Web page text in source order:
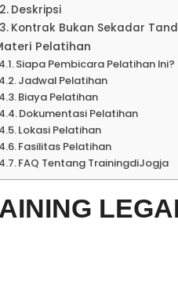
Deskripsi
Kontrak Bukan Sekadar
Pelatihan
Siapa Pembicara Pelatihan Ini?
Jadwal Pelatihan
Biaya Pelatihan
Dokumentasi Pelatihan
Lokasi Pelatihan
Fasilitas Pelatihan
FAQ Tentang TrainingdiJogja